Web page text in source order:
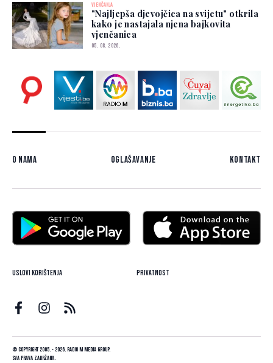
VJENČANJA
"Najljepša djevojčica na svijetu" otkrila
kako je nastajala njena bajkovita
vjenčanica
05. 08. 2026.
O nama Oglašavanje Kontakt
Uslovi korištenja Privatnost
© Copyright 2005. - 2026. Radio M Media Group.
Sva prava zadržana.